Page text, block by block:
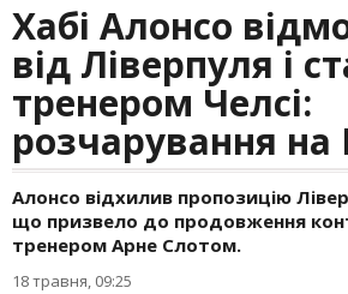
Хабі Алонсо
від Ліверпуля і
тренером Челсі:
розчарування на
Алонсо відхилив пропозицію
що призвело до продовження
тренером Арне Слотом.
18 травня, 09:25